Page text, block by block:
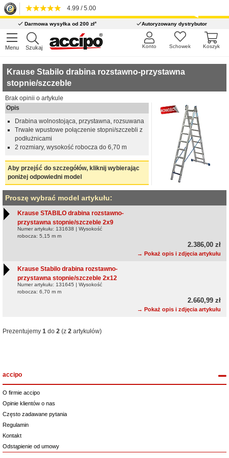
4.99 / 5.00
Darmowa wysyłka od 200 zł* Autoryzowany dystrybutor
Menu Szukaj Koszyk
Schowek
Konto
Krause Stabilo drabina rozstawno-przystawna
stopnie/szczeble
Brak opinii o artykule
Opis
Drabina wolnostojąca, przystawna, rozsuwana
Trwałe wpustowe połączenie stopni/szczebli z
podłużnicami
2 rozmiary, wysokość robocza do 6,70 m
Aby przejść do szczegółów, kliknij wybierając
poniżej odpowiedni model
Proszę wybrać model artykułu:
Krause STABILO drabina rozstawno-
przystawna stopnie/szczeble 2x9
Numer artykułu: 131638 | Wysokość
robocza: 5,15 m m
2.386,00 zł
→ Pokaż opis i zdjęcia artykułu
Krause Stabilo drabina rozstawno-
przystawna stopnie/szczeble 2x12
Numer artykułu: 131645 | Wysokość
robocza: 6,70 m m
2.660,99 zł
→ Pokaż opis i zdjęcia artykułu
Prezentujemy 1 do 2 (z 2 artykułów)
accipo
O firmie accipo
Opinie klientów o nas
Często zadawane pytania
Regulamin
Kontakt
Odstąpienie od umowy